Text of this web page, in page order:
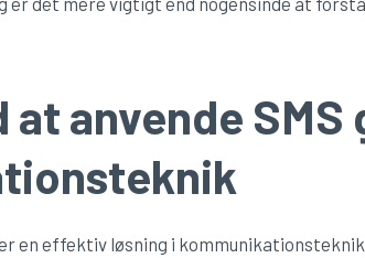
at anvende SMS
en effektiv løsning i